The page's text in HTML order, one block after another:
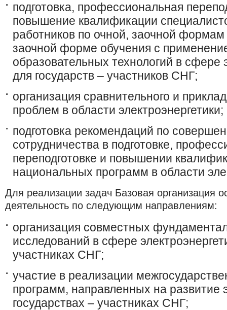
подготовка, профессиональная
повышение квалификации
работников по очной, заочной
заочной форме обучения с
образовательных технологий в сфере
для государств – участников СНГ;
организация сравнительного и
проблем в области электроэнергетики;
подготовка рекомендаций по
сотрудничества в подготовке,
переподготовке и повышении
национальных программ в области
Для реализации задач Базовая организация
деятельность по следующим направлениям:
организация совместных
исследований в сфере
участниках СНГ;
участие в реализации
программ, направленных на развитие
государствах – участниках СНГ;